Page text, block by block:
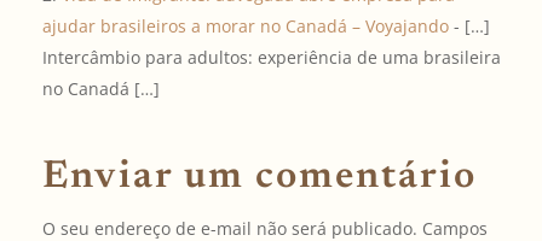
ajudar brasileiros a morar no Canadá – Voyajando- […]
Intercâmbio para adultos: experiência de uma brasileira
no Canadá […]
Enviar um comentário
O seu endereço de e-mail não será publicado. Campos